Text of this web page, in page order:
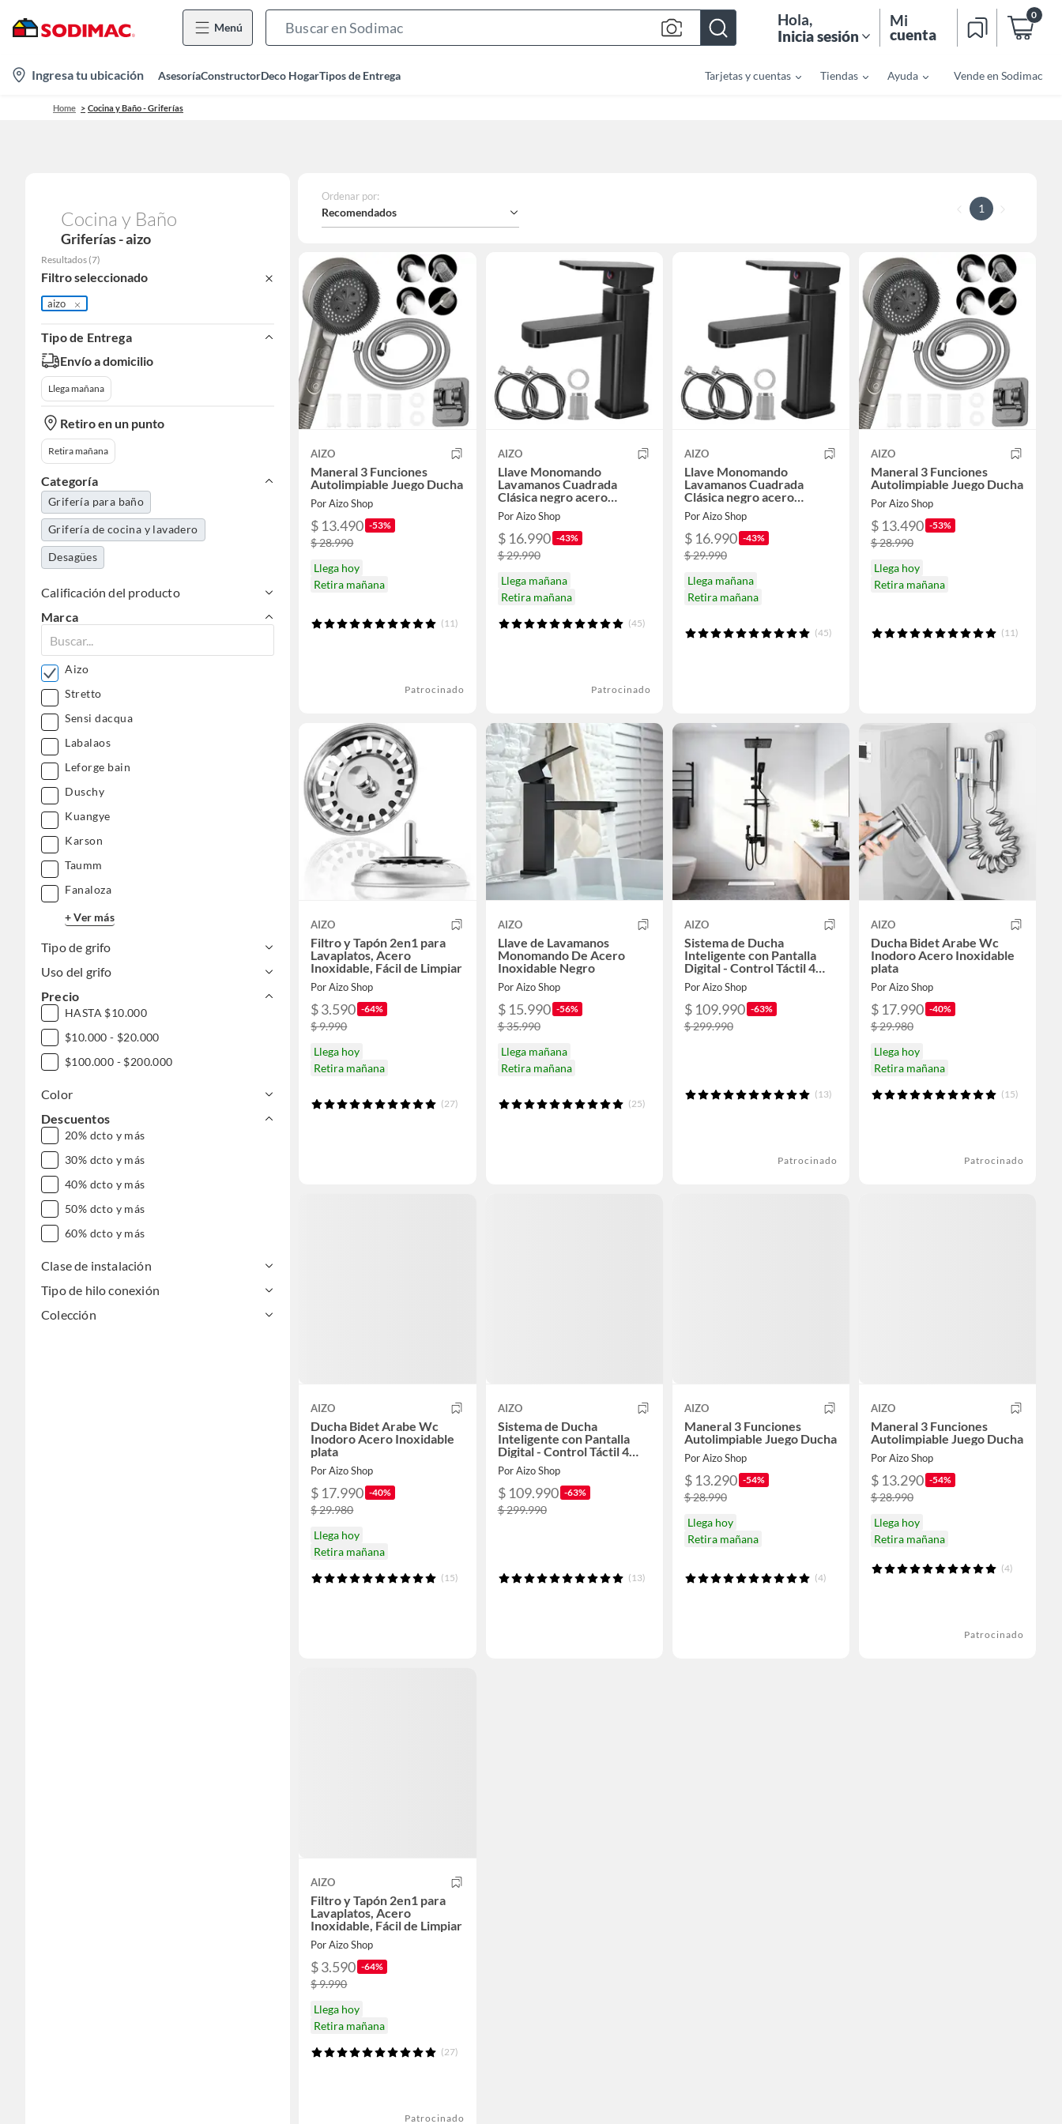
Menú
Bar
Hola,
Inicia sesión
Mi
cuenta
0
location-
icon
Ingresa tu ubicación AsesoríaConstructorDeco HogarTipos de Entrega Tarjetas y cuentas Tiendas Ayuda Vende en Sodimac
Home Cocina y Baño - Griferías
Cocina y Baño
Griferías - aizo
Resultados (7)
Filtro seleccionado
aizo
Tipo de Entrega
Envío a domicilio
Llega mañana
Retiro en un punto
Retira mañana
Categoría
Grifería para baño
Grifería de cocina y lavadero
Desagües
Calificación del producto
Marca
Aizo
Stretto
Sensi dacqua
Labalaos
Leforge bain
Duschy
Kuangye
Karson
Taumm
Fanaloza
+ Ver más
Tipo de grifo
Uso del grifo
Precio
HASTA $10.000
$10.000 - $20.000
$100.000 - $200.000
Color
Descuentos
20% dcto y más
30% dcto y más
40% dcto y más
50% dcto y más
60% dcto y más
Clase de instalación
Tipo de hilo conexión
Colección
Ordenar por:
Recomendados 1
AIZO
Maneral 3 Funciones
Autolimpiable Juego Ducha
Por Aizo Shop
$ 13.490 -53%
$ 28.990
Llega hoy
Retira mañana
(11)
Patrocinado
AIZO
Llave Monomando
Lavamanos Cuadrada
Clásica negro acero
inoxidable
Por Aizo Shop
$ 16.990 -43%
$ 29.990
Llega mañana
Retira mañana
(45)
Patrocinado
AIZO
Llave Monomando
Lavamanos Cuadrada
Clásica negro acero
inoxidable
Por Aizo Shop
$ 16.990 -43%
$ 29.990
Llega mañana
Retira mañana
(45)
AIZO
Maneral 3 Funciones
Autolimpiable Juego Ducha
Por Aizo Shop
$ 13.490 -53%
$ 28.990
Llega hoy
Retira mañana
(11)
AIZO
Filtro y Tapón 2en1 para
Lavaplatos, Acero
Inoxidable, Fácil de Limpiar
Por Aizo Shop
$ 3.590 -64%
$ 9.990
Llega hoy
Retira mañana
(27)
AIZO
Llave de Lavamanos
Monomando De Acero
Inoxidable Negro
Por Aizo Shop
$ 15.990 -56%
$ 35.990
Llega mañana
Retira mañana
(25)
AIZO
Sistema de Ducha
Inteligente con Pantalla
Digital - Control Táctil 4
Funciones
Por Aizo Shop
$ 109.990 -63%
$ 299.990
(13)
Patrocinado
AIZO
Ducha Bidet Arabe Wc
Inodoro Acero Inoxidable
plata
Por Aizo Shop
$ 17.990 -40%
$ 29.980
Llega hoy
Retira mañana
(15)
Patrocinado
AIZO
Ducha Bidet Arabe Wc
Inodoro Acero Inoxidable
plata
Por Aizo Shop
$ 17.990 -40%
$ 29.980
Llega hoy
Retira mañana
(15)
AIZO
Sistema de Ducha
Inteligente con Pantalla
Digital - Control Táctil 4
Funciones
Por Aizo Shop
$ 109.990 -63%
$ 299.990
(13)
AIZO
Maneral 3 Funciones
Autolimpiable Juego Ducha
Por Aizo Shop
$ 13.290 -54%
$ 28.990
Llega hoy
Retira mañana
(4)
AIZO
Maneral 3 Funciones
Autolimpiable Juego Ducha
Por Aizo Shop
$ 13.290 -54%
$ 28.990
Llega hoy
Retira mañana
(4)
Patrocinado
AIZO
Filtro y Tapón 2en1 para
Lavaplatos, Acero
Inoxidable, Fácil de Limpiar
Por Aizo Shop
$ 3.590 -64%
$ 9.990
Llega hoy
Retira mañana
(27)
Patrocinado